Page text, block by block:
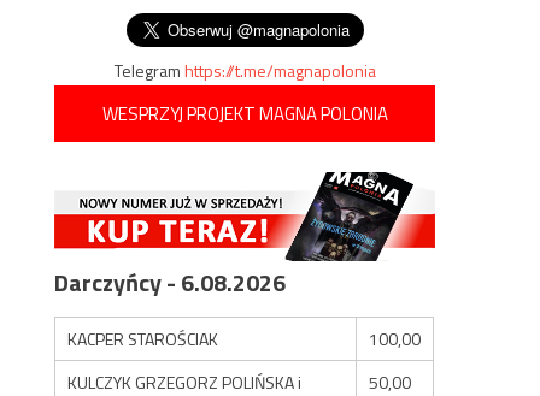
Telegramhttps://t.me/magnapolonia
WESPRZYJ PROJEKT MAGNA POLONIA
Darczyńcy - 6.08.2026
KACPER STAROŚCIAK
100,00
KULCZYK GRZEGORZ POLIŃSKA i
50,00